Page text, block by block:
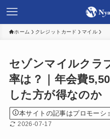
ホーム クレジットカード マイル
セゾンマイルクラ
率は？｜年会費
した方が得なのか
本サイトの記事はプロモーシ
2026-07-17